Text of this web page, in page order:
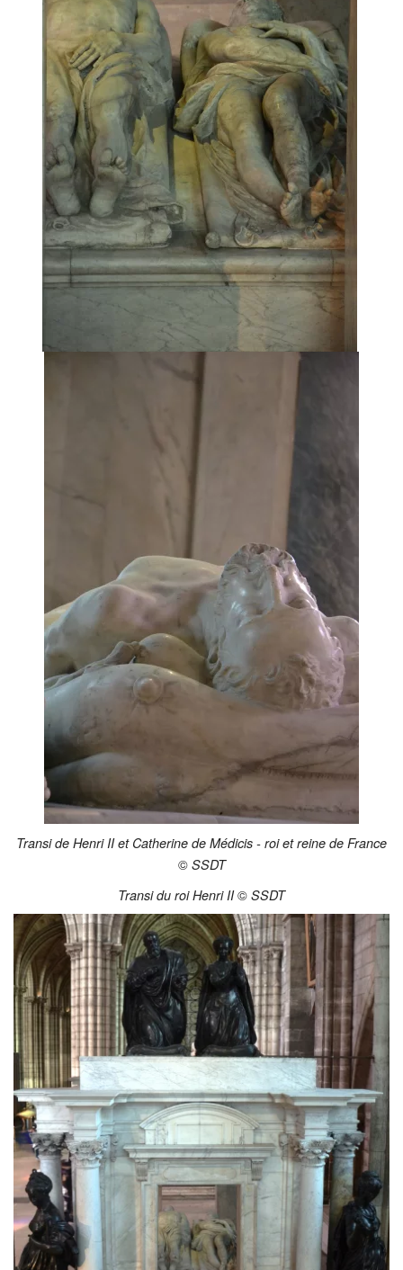
Transi de Henri II et Catherine de Médicis - roi et reine de France
©SSDT
Transi du roi Henri II© SSDT